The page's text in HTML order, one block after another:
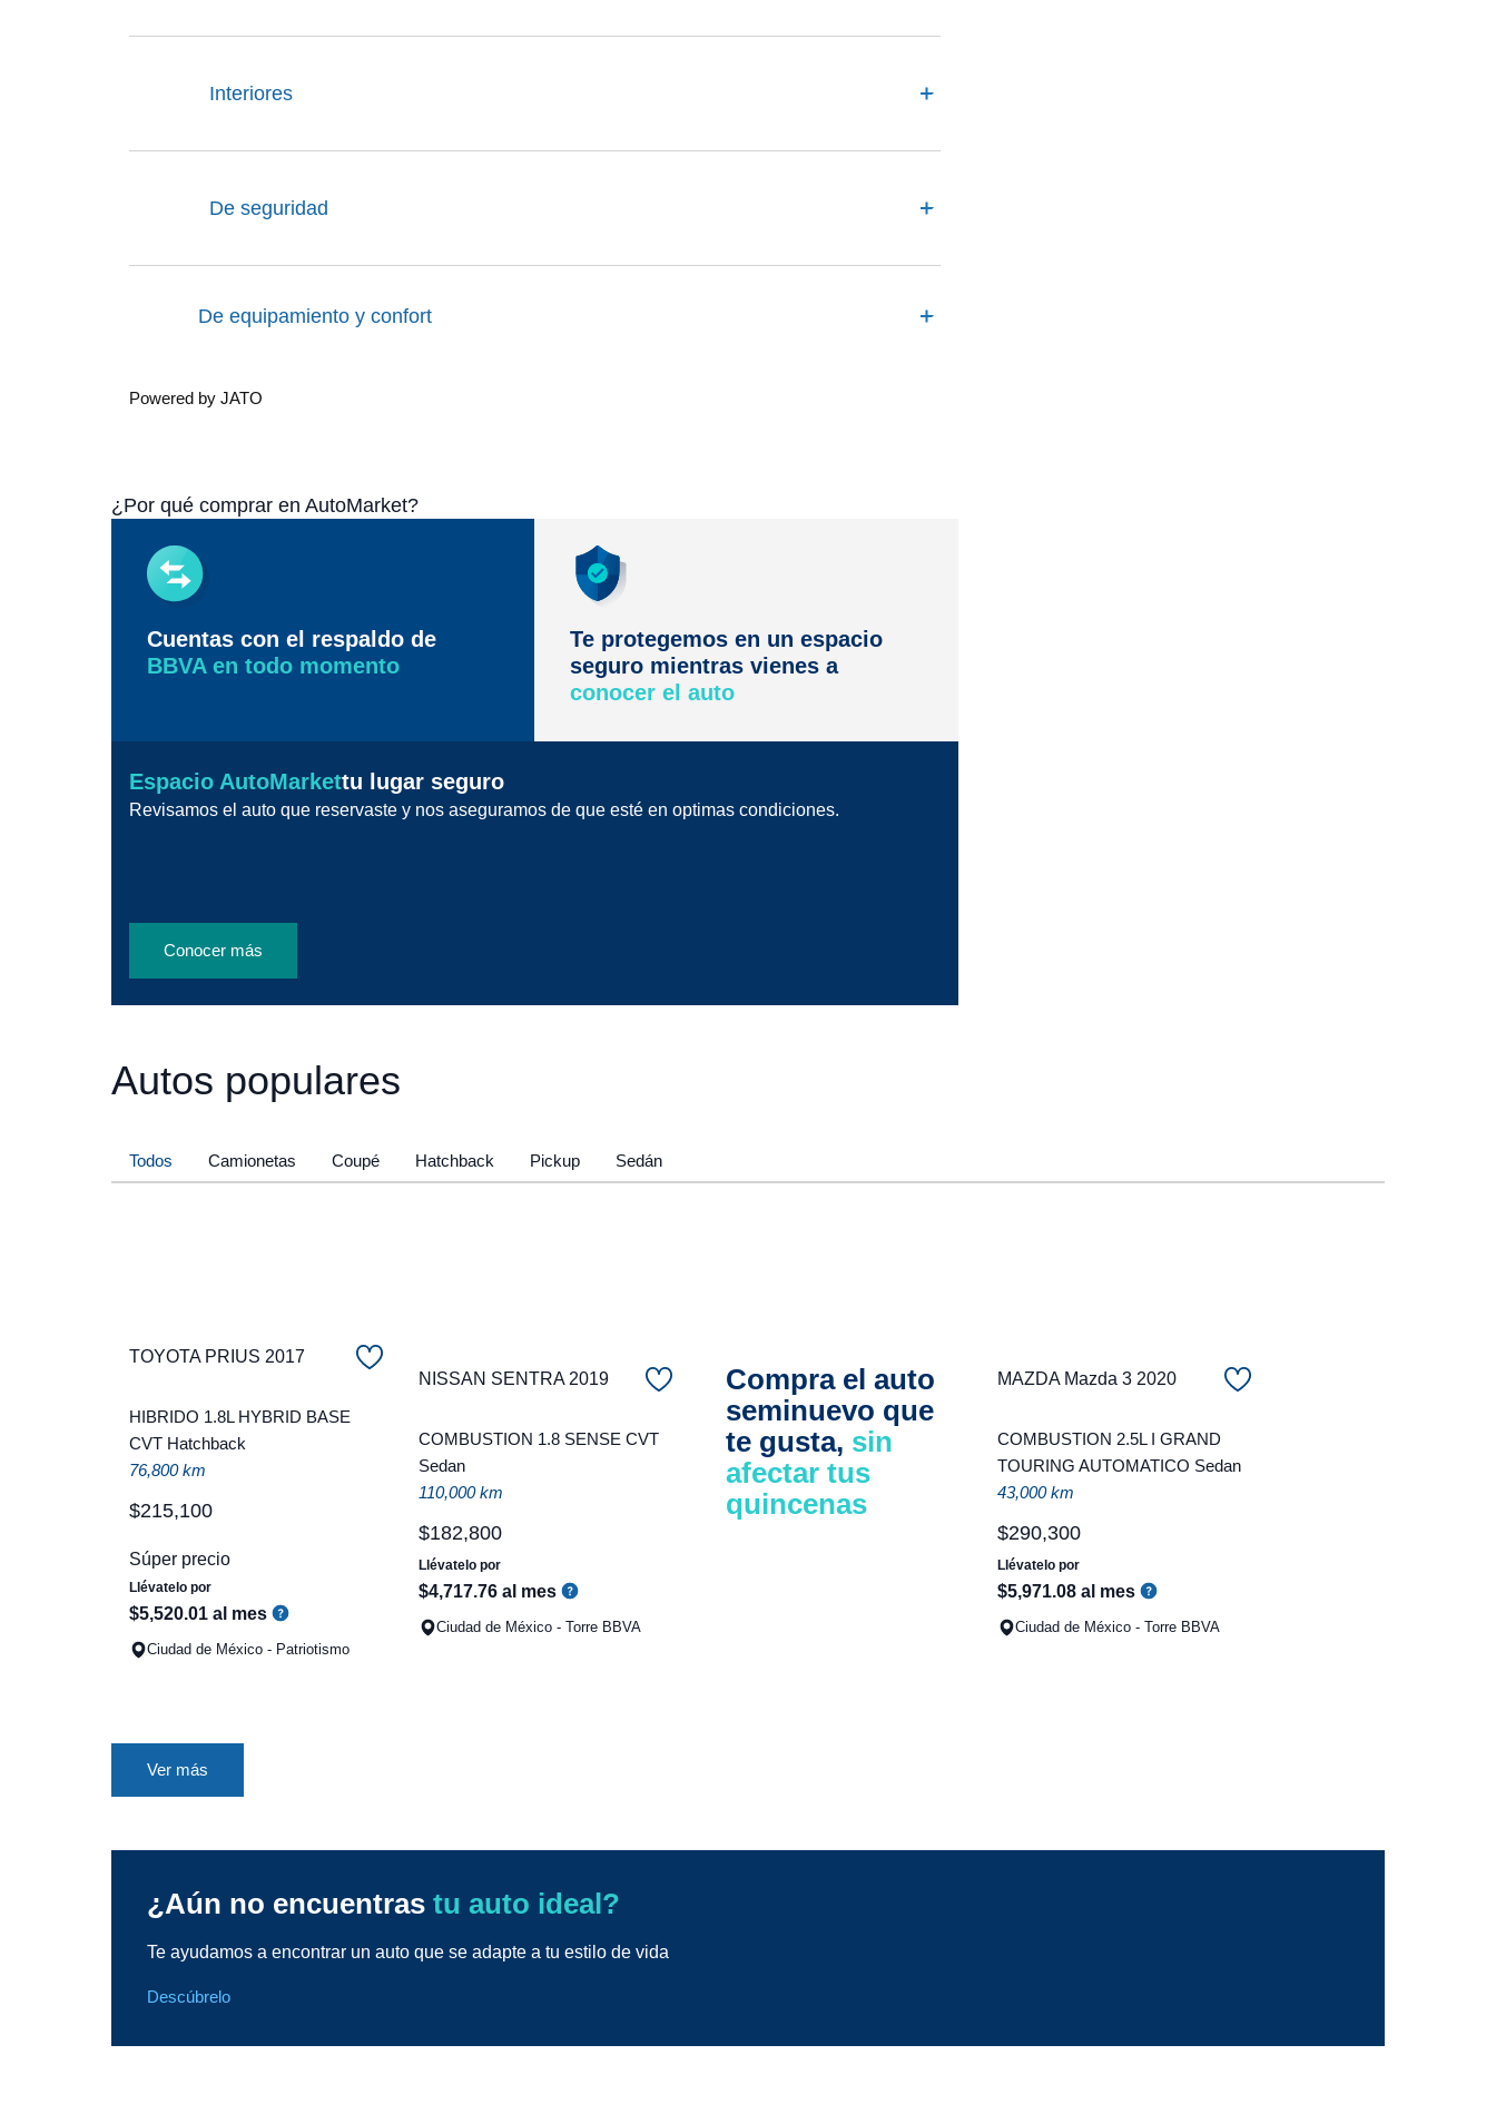
Interiores
De seguridad
De equipamiento y confort
Powered by JATO
¿Por qué comprar en AutoMarket?
Cuentas con el respaldo de
BBVA en todo momento
Te protegemos en un espacio
seguro mientras vienes a
conocer el auto
Espacio AutoMarkettu lugar seguro
Revisamos el auto que reservaste y nos aseguramos de que esté en optimas condiciones.
Conocer más
Autos populares
Todos Camionetas Coupé Hatchback Pickup Sedán
TOYOTA PRIUS 2017
HIBRIDO 1.8L HYBRID BASE
CVT Hatchback
76,800 km
$215,100
Súper precio
Llévatelo por
$5,520.01 al mes
Ciudad de México - Patriotismo
NISSAN SENTRA 2019
COMBUSTION 1.8 SENSE CVT
Sedan
110,000 km
$182,800
Llévatelo por
$4,717.76 al mes
Ciudad de México - Torre BBVA
Compra el auto
seminuevo que
te gusta, sin
afectar tus
quincenas
MAZDA Mazda 3 2020
COMBUSTION 2.5L I GRAND
TOURING AUTOMATICO Sedan
43,000 km
$290,300
Llévatelo por
$5,971.08 al mes
Ciudad de México - Torre BBVA
Ver más
¿Aún no encuentras tu auto ideal?
Te ayudamos a encontrar un auto que se adapte a tu estilo de vida
Descúbrelo